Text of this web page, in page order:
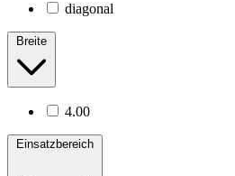
diagonal
Breite
4.00
Einsatzbereich